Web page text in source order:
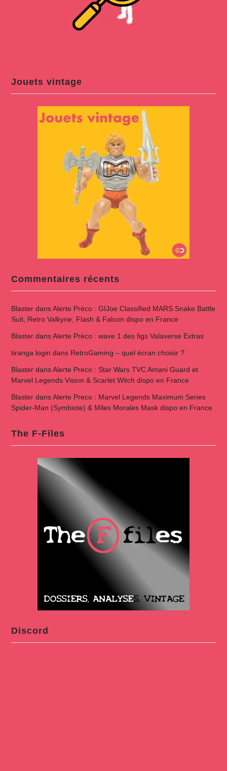
Jouets vintage
Commentaires récents
BlasterdansAlerte Préco : GIJoe Classified MARS Snake Battle
Suit, Retro Valkyrie, Flash & Falcon dispo en France
BlasterdansAlerte Préco : wave 1 des figs Valaverse Extras
tiranga login dans RetroGaming – quel écran choisir ?
BlasterdansAlerte Preco : Star Wars TVC Amani Guard et
Marvel Legends Vision & Scarlet Witch dispo en France
BlasterdansAlerte Preco : Marvel Legends Maximum Series
Spider-Man (Symbiote) & Miles Morales Mask dispo en France
The F-Files
Discord